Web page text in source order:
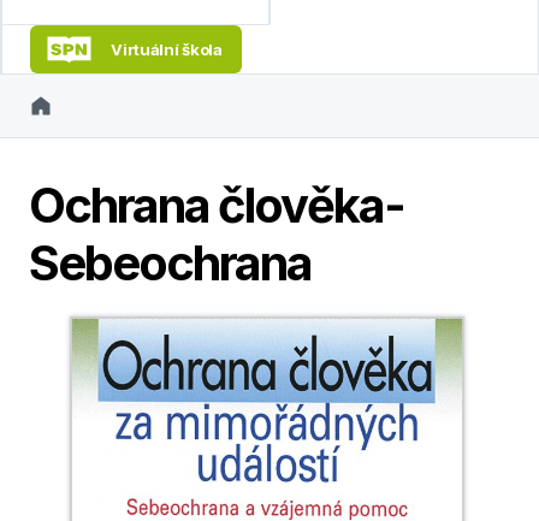
Virtuální škola
Ochrana člověka-
Sebeochrana